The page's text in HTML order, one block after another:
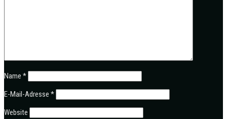
Name *
E-Mail-Adresse *
Website